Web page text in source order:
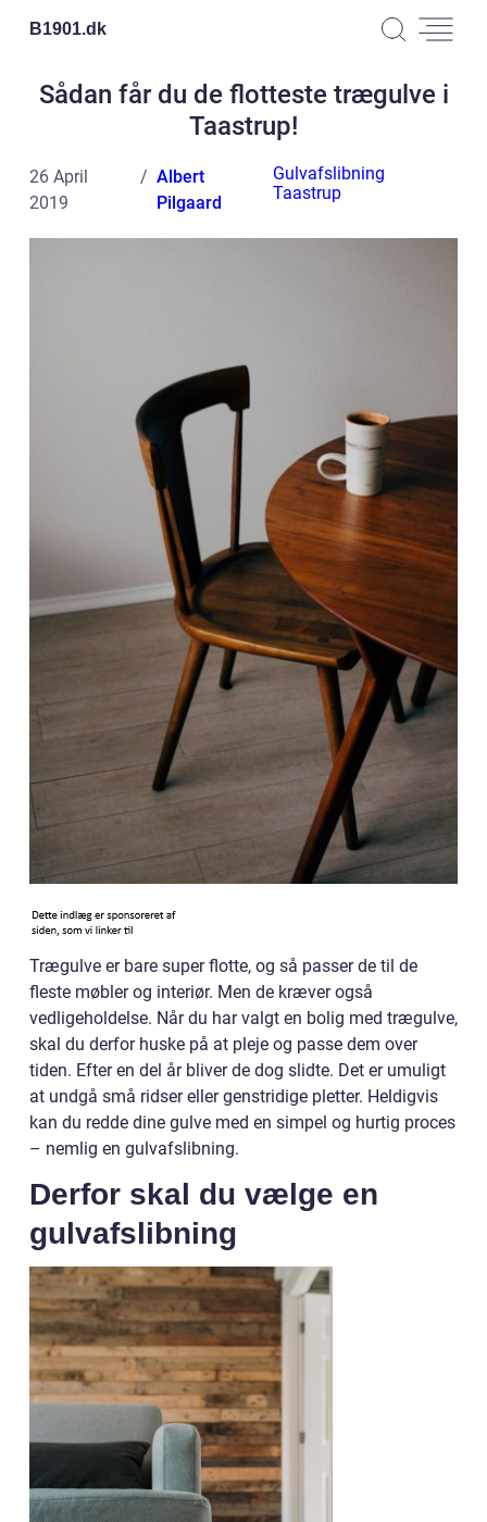
B1901.dk
Sådan får du de flotteste trægulve i
Taastrup!
26 April
2019
Albert
Pilgaard
Gulvafslibning
Taastrup
Trægulve er bare super flotte, og så passer de til de
fleste møbler og interiør. Men de kræver også
vedligeholdelse. Når du har valgt en bolig med trægulve,
skal du derfor huske på at pleje og passe dem over
tiden. Efter en del år bliver de dog slidte. Det er umuligt
at undgå små ridser eller genstridige pletter. Heldigvis
kan du redde dine gulve med en simpel og hurtig proces
– nemlig en gulvafslibning.
Derfor skal du vælge en
gulvafslibning